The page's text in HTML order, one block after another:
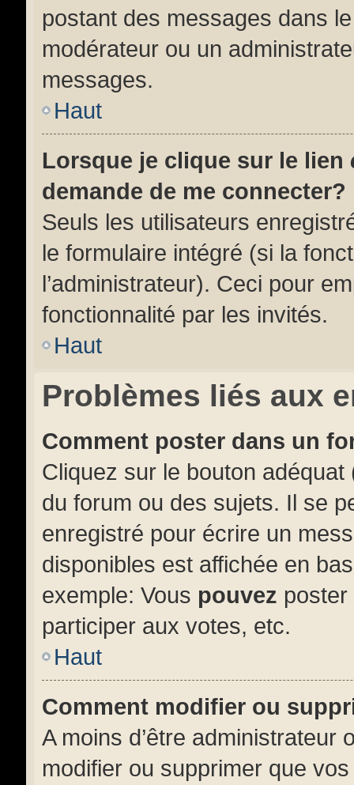
postant des messages dans
modérateur ou un
messages.
Haut
Lorsque je clique sur le lien
demande de me connecter?
Seuls les utilisateurs
le formulaire intégré (si la
l’administrateur). Ceci pour
fonctionnalité par les invités.
Haut
Problèmes liés aux
Comment poster dans un
Cliquez sur le bouton
du forum ou des sujets. Il se
enregistré pour écrire un
disponibles est affichée en
exemple: Vous pouvez
participer aux votes, etc.
Haut
Comment modifier ou
A moins d’être administrateur
modifier ou supprimer que